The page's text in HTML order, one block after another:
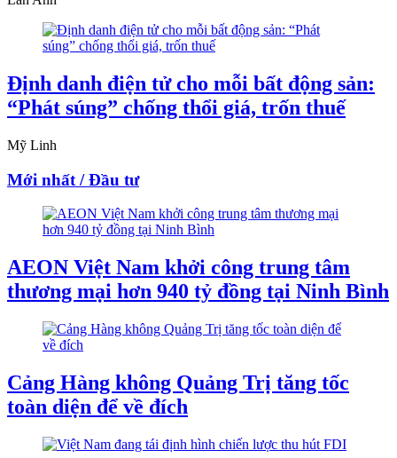
Định danh điện tử cho mỗi bất động sản:
“Phát súng” chống thổi giá, trốn thuế
Mỹ Linh
Mới nhất / Đầu tư
AEON Việt Nam khởi công trung tâm
thương mại hơn 940 tỷ đồng tại Ninh Bình
Cảng Hàng không Quảng Trị tăng tốc
toàn diện để về đích